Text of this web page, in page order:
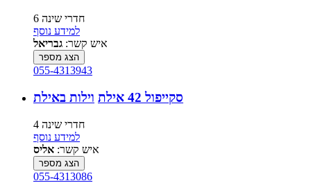
6 חדרי שינה
למידע נוסף
איש קשר: גבריאל
הצג מספר
055-4313943
סקייפול 42 אילת וילות באילת
4 חדרי שינה
למידע נוסף
איש קשר: אליס
הצג מספר
055-4313086